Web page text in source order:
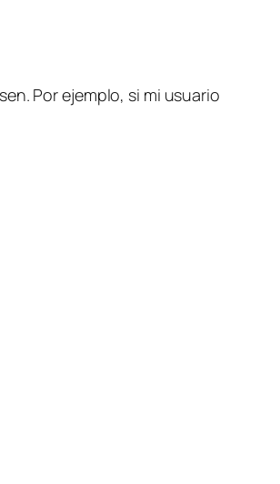
Por ejemplo, si mi usuario